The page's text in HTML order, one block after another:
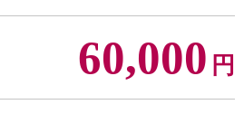
60,000 円